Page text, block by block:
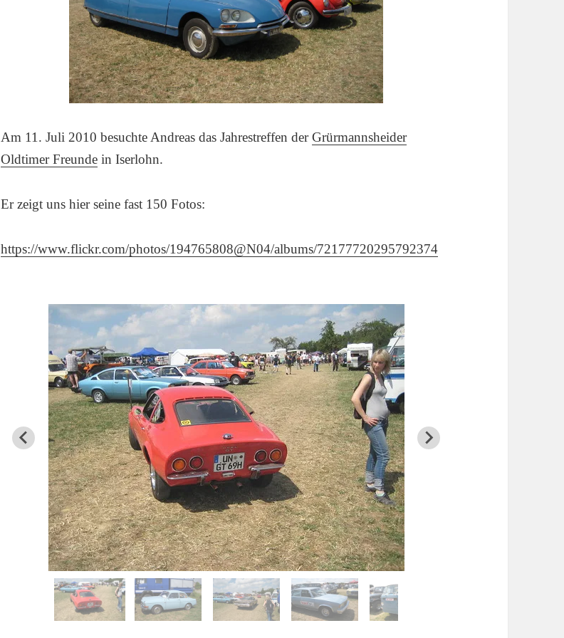
Am 11. Juli 2010 besuchte Andreas das Jahrestreffen derGrürmannsheider
Oldtimer Freunde in Iserlohn.
Er zeigt uns hier seine fast 150 Fotos:
https://www.flickr.com/photos/194765808@N04/albums/72177720295792374